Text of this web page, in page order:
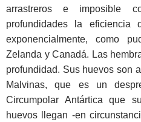
arrastreros e imposible
profundidades la eficiencia
exponencialmente, como
Zelanda y Canadá. Las
profundidad. Sus huevos son
Malvinas, que es un
Circumpolar Antártica que
huevos llegan -en